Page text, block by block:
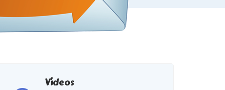
Vídeos